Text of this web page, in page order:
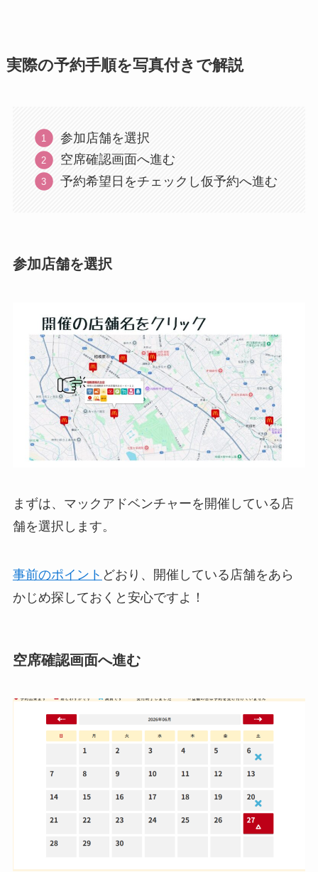
実際の予約手順を写真付きで解説
参加店舗を選択
空席確認画面へ進む
予約希望日をチェックし仮予約へ進む
参加店舗を選択
まずは、マックアドベンチャーを開催している店
舗を選択します。
事前のポイント どおり、開催している店舗をあら
かじめ探しておくと安心ですよ！
空席確認画面へ進む